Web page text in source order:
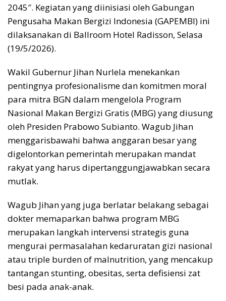
2045″. Kegiatan yang diinisiasi oleh Gabungan
Pengusaha Makan Bergizi Indonesia (GAPEMBI) ini
dilaksanakan di Ballroom Hotel Radisson, Selasa
(19/5/2026).
​Wakil Gubernur Jihan Nurlela menekankan
pentingnya profesionalisme dan komitmen moral
para mitra BGN dalam mengelola Program
Nasional Makan Bergizi Gratis (MBG) yang diusung
oleh Presiden Prabowo Subianto. Wagub Jihan
menggarisbawahi bahwa anggaran besar yang
digelontorkan pemerintah merupakan mandat
rakyat yang harus dipertanggungjawabkan secara
mutlak.
Wagub ​Jihan yang juga berlatar belakang sebagai
dokter memaparkan bahwa program MBG
merupakan langkah intervensi strategis guna
mengurai permasalahan kedaruratan gizi nasional
atau triple burden of malnutrition, yang mencakup
tantangan stunting, obesitas, serta defisiensi zat
besi pada anak-anak.